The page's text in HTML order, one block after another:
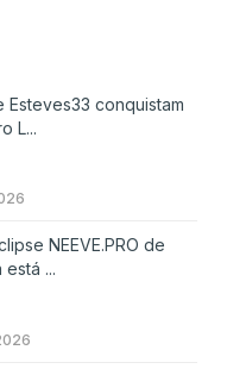
Esteves33 conquistam
L...
NEEVE.PRO de
está ...